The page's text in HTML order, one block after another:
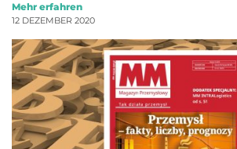
Mehr erfahren
12 DEZEMBER 2020